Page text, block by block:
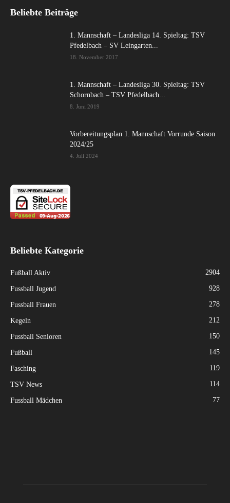
Beliebte Beiträge
1. Mannschaft – Landesliga 14. Spieltag: TSV
Pfedelbach – SV Leingarten...
18. November 2017
1. Mannschaft – Landesliga 30. Spieltag: TSV
Schornbach – TSV Pfedelbach...
8. Juni 2019
Vorbereitungsplan 1. Mannschaft Vorrunde Saison
2024/25
4. Juli 2024
Beliebte Kategorie
Fußball Aktiv 2904
Fussball Jugend 928
Fussball Frauen 278
Kegeln 212
Fussball Senioren 150
Fußball 145
Fasching 119
TSV News 114
Fussball Mädchen 77